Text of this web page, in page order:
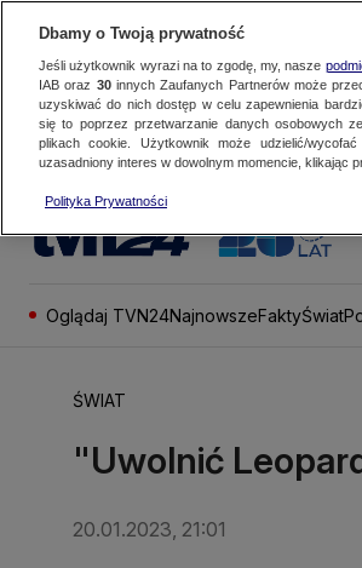
Oglądaj TVN24NajnowszeFaktyŚwiat
ŚWIAT
"Uwolnić
20.01.2023, 21:01
Dbamy o Twoją prywatność
Jeśli użytkownik wyrazi na to zgodę, my, nasze
IAB oraz 30innych Zaufanych Partnerów może
uzyskiwać do nich dostęp w celu zapewnienia
się to poprzez przetwarzanie danych osobowych
plikach cookie. Użytkownik może udzielić/
uzasadniony interes w dowolnym momencie, klikając
Polityka Prywatności